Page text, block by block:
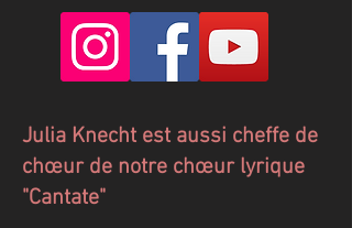
Julia Knecht est aussi cheffe de
chœur de notre chœur lyrique
"Cantate"